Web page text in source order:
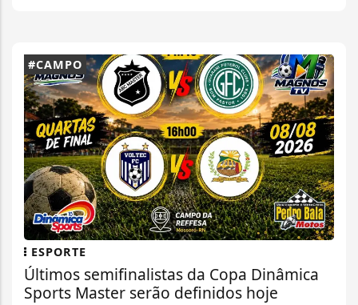
#CAMPO
ESPORTE
Últimos semifinalistas da Copa Dinâmica
Sports Master serão definidos hoje